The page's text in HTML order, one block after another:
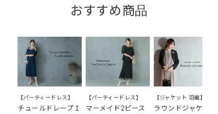
おすすめ商品
【パーティードレス】
チュールドレープＩ
【パーティードレス】
マーメイド2ピース
【ジャケット 羽織】
ラウンドジャケット